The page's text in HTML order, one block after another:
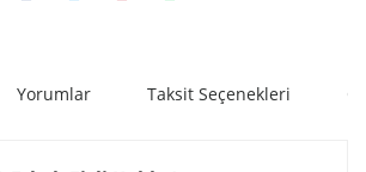
Yorumlar Taksit Seçenekleri